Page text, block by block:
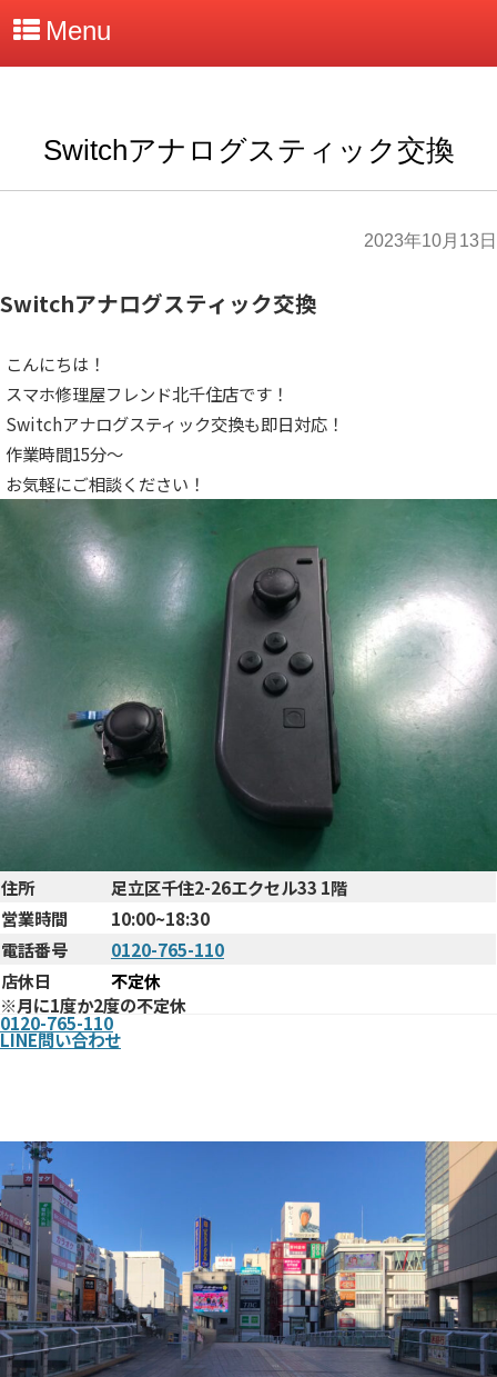
Menu
Switchアナログスティック交換
2023年10月13日
Switchアナログスティック交換
こんにちは！
スマホ修理屋フレンド北千住店です！
Switchアナログスティック交換も即日対応！
作業時間15分～
お気軽にご相談ください！
住所
足立区千住2-26エクセル33 1階
営業時間
10:00~18:30
電話番号
0120-765-110
店休日
不定休
※月に1度か2度の不定休
0120-765-110
LINE問い合わせ